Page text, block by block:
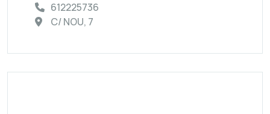
612225736
C/ NOU, 7